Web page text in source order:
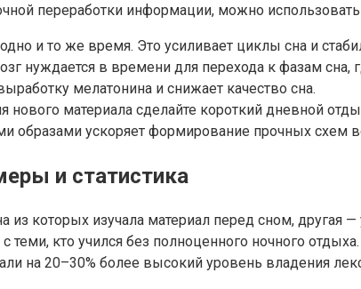
переработки информации, можно
и то же время. Это усиливает циклы сна и
нуждается в времени для перехода к фазам сна,
мелатонина и снижает качество сна.
материала сделайте короткий дневной
образами ускоряет формирование прочных схем
и статистика
из которых изучала материал перед сном, другая
кто учился без полноценного ночного
на 20–30% более высокий уровень владения